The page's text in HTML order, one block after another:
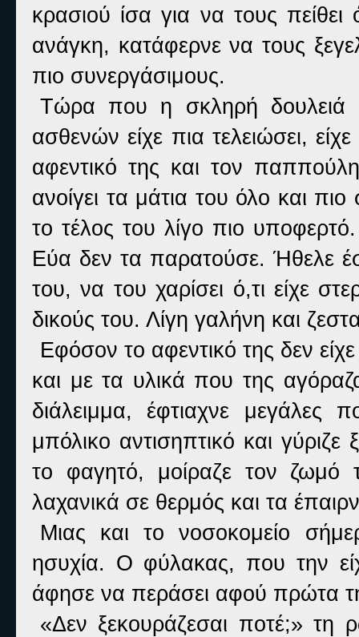
κρασιού ίσα για να τους
ανάγκη, κατάφερνε να τους
πιο συνεργάσιμους.
Τώρα που η σκληρή δουλειά
ασθενών είχε πια τελειώσει,
αφεντικό της και τον
ανοίγει τα μάτια του όλο και
το τέλος του λίγο πιο
Εύα δεν τα παρατούσε. Ήθελε
του, να του χαρίσει ό,τι είχε
δικούς του. Λίγη γαλήνη και
Εφόσον το αφεντικό της δεν
και με τα υλικά που της
διάλειμμα, έφτιαχνε μεγάλες
μπόλικο αντισηπτικό και
το φαγητό, μοίραζε τον ζωμό
λαχανικά σε θερμός και τα
Μιας και το νοσοκομείο
ησυχία. Ο φύλακας, που την
άφησε να περάσει αφού πρώτα
«Δεν ξεκουράζεσαι ποτέ;»